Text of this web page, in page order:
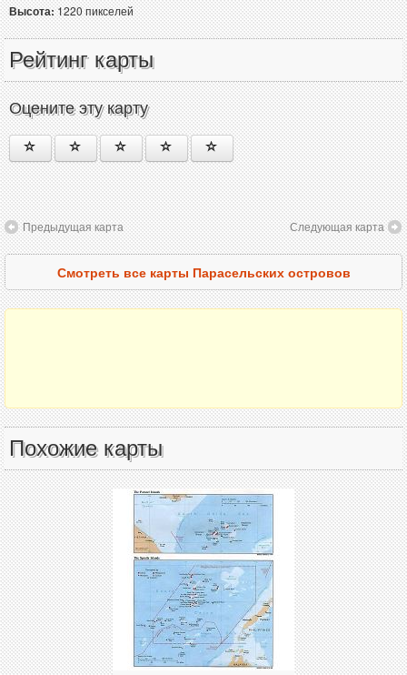
Высота:1220 пикселей
Рейтинг карты
Оцените эту карту
Предыдущая карта Следующая карта
Смотреть все карты Парасельских островов
Похожие карты